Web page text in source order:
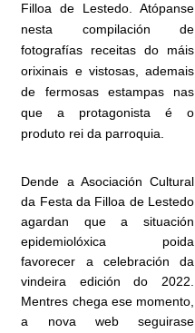
Filloa de Lestedo. Atópanse
nesta compilación de
fotografías receitas do máis
orixinais e vistosas, ademais
de fermosas estampas nas
que a protagonista é o
produto rei da parroquia.
Dende a Asociación Cultural
da Festa da Filloa de Lestedo
agardan que a situación
epidemiolóxica poida
favorecer a celebración da
vindeira edición do 2022.
Mentres chega ese momento,
a nova web seguirase